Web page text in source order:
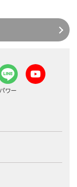
パワー